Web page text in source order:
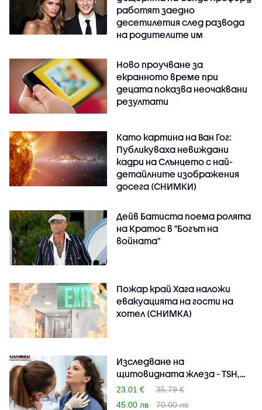
работят заедно
десетилетия след развода
на родителите им
Ново проучване за
екранното време при
децата показва неочаквани
резултати
Като картина на Ван Гог:
Публикуваха невиждани
кадри на Слънцето с най-
детайлните изображения
досега (СНИМКИ)
Дейв Батиста поема ролята
на Кратос в "Богът на
войната"
Пожар край Хага наложи
евакуацията на гости на
хотел (СНИМКА)
Изследване на
щитовидната жлеза - TSH,
FT3, ..
23.01 €
35.79 €
45.00 лв
70.00 лв